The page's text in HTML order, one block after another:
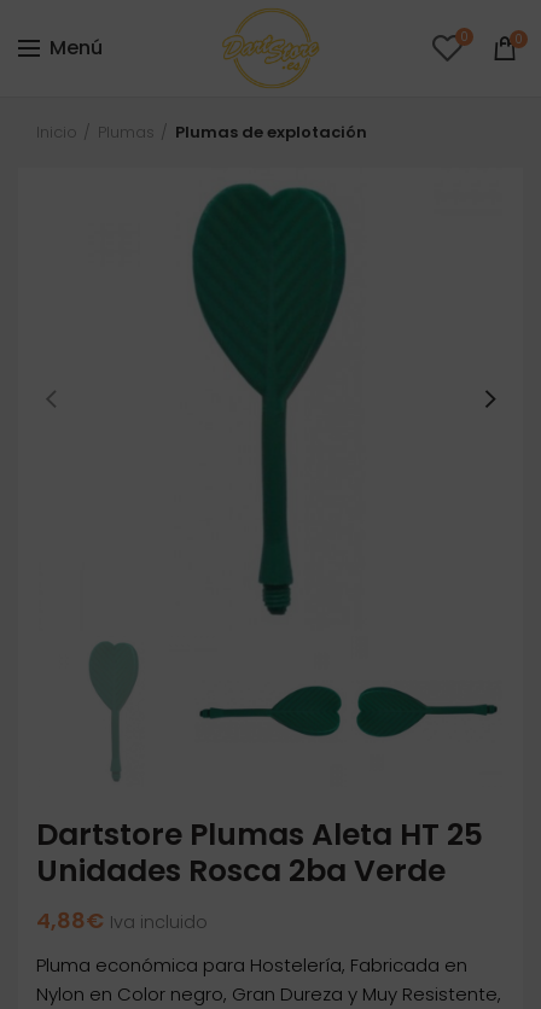
Menú 0 0
Inicio Plumas Plumas de explotación
Dartstore Plumas Aleta HT 25
Unidades Rosca 2ba Verde
4,88€ Iva incluido
Pluma económica para Hostelería, Fabricada en
Nylon en Color negro, Gran Dureza y Muy Resistente,